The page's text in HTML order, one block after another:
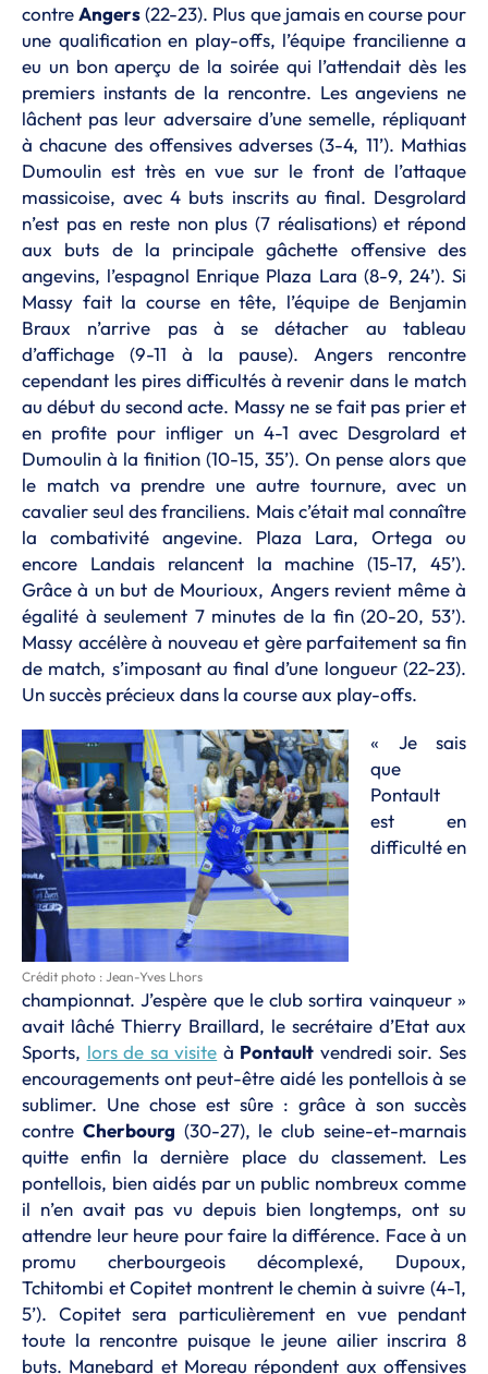
contreAngers(22-23). Plus que jamais en course pour
une qualification en play-offs, l’équipe francilienne a
eu un bon aperçu de la soirée qui l’attendait dès les
premiers instants de la rencontre. Les angeviens ne
lâchent pas leur adversaire d’une semelle, répliquant
à chacune des offensives adverses (3-4, 11’). Mathias
Dumoulin est très en vue sur le front de l’attaque
massicoise, avec 4 buts inscrits au final. Desgrolard
n’est pas en reste non plus (7 réalisations) et répond
aux buts de la principale gâchette offensive des
angevins, l’espagnol Enrique Plaza Lara (8-9, 24’). Si
Massy fait la course en tête, l’équipe de Benjamin
Braux n’arrive pas à se détacher au tableau
d’affichage (9-11 à la pause). Angers rencontre
cependant les pires difficultés à revenir dans le match
au début du second acte. Massy ne se fait pas prier et
en profite pour infliger un 4-1 avec Desgrolard et
Dumoulin à la finition (10-15, 35’). On pense alors que
le match va prendre une autre tournure, avec un
cavalier seul des franciliens. Mais c’était mal connaître
la combativité angevine. Plaza Lara, Ortega ou
encore Landais relancent la machine (15-17, 45’).
Grâce à un but de Mourioux, Angers revient même à
égalité à seulement 7 minutes de la fin (20-20, 53’).
Massy accélère à nouveau et gère parfaitement sa fin
de match, s’imposant au final d’une longueur (22-23).
Un succès précieux dans la course aux play-offs.
Crédit photo : Jean-Yves Lhors
« Je sais
que
Pontault
est en
difficulté en
championnat. J’espère que le club sortira vainqueur »
avait lâché Thierry Braillard, le secrétaire d’Etat aux
Sports, lors de sa visite à Pontault vendredi soir. Ses
encouragements ont peut-être aidé les pontellois à se
sublimer. Une chose est sûre : grâce à son succès
contre Cherbourg (30-27), le club seine-et-marnais
quitte enfin la dernière place du classement. Les
pontellois, bien aidés par un public nombreux comme
il n’en avait pas vu depuis bien longtemps, ont su
attendre leur heure pour faire la différence. Face à un
promu cherbourgeois décomplexé, Dupoux,
Tchitombi et Copitet montrent le chemin à suivre (4-1,
5’). Copitet sera particulièrement en vue pendant
toute la rencontre puisque le jeune ailier inscrira 8
buts. Manebard et Moreau répondent aux offensives